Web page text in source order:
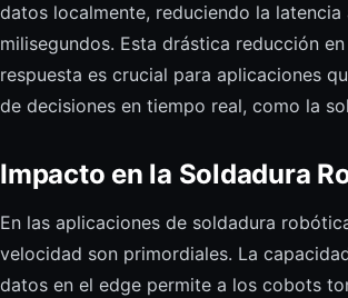
datos localmente, reduciendo la latencia
milisegundos. Esta drástica reducción
respuesta es crucial para aplicaciones
de decisiones en tiempo real, como la
Impacto en la Soldadura
En las aplicaciones de soldadura
velocidad son primordiales. La
datos en el edge permite a los cobots